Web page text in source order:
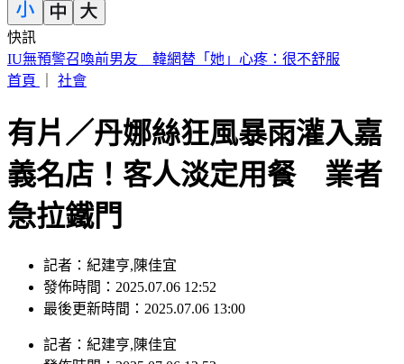
快訊
快訊／財神爺不在家 威力彩頭獎、二獎雙槓龜
首頁
社會
有片／丹娜絲狂風暴雨灌入嘉
義名店！客人淡定用餐 業者
急拉鐵門
記者：紀建亨,陳佳宜
發佈時間：2025.07.06 12:52
最後更新時間：2025.07.06 13:00
記者 ： 紀建亨,陳佳宜